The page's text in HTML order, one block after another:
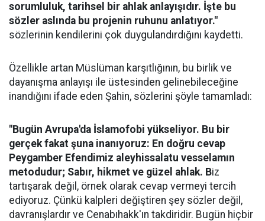
sorumluluk, tarihsel bir ahlak anlayışıdır. İşte bu
sözler aslında bu projenin ruhunu anlatıyor."
sözlerinin kendilerini çok duygulandırdığını kaydetti.
Özellikle artan Müslüman karşıtlığının, bu birlik ve
dayanışma anlayışı ile üstesinden gelinebileceğine
inandığını ifade eden Şahin, sözlerini şöyle tamamladı:
"Bugün Avrupa'da İslamofobi yükseliyor. Bu bir
gerçek fakat şuna inanıyoruz: En doğru cevap
Peygamber Efendimiz aleyhissalatu vesselamın
metodudur; Sabır, hikmet ve güzel ahlak. Biz
tartışarak değil, örnek olarak cevap vermeyi tercih
ediyoruz. Çünkü kalpleri değiştiren şey sözler değil,
davranışlardır ve Cenabıhakk'ın takdiridir. Bugün hiçbir